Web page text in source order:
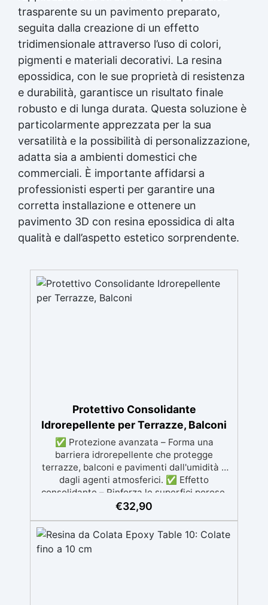
trasparente su un pavimento preparato,
seguita dalla creazione di un effetto
tridimensionale attraverso l’uso di colori,
pigmenti e materiali decorativi. La resina
epossidica, con le sue proprietà di resistenza
e durabilità, garantisce un risultato finale
robusto e di lunga durata. Questa soluzione è
particolarmente apprezzata per la sua
versatilità e la possibilità di personalizzazione,
adatta sia a ambienti domestici che
commerciali. È importante affidarsi a
professionisti esperti per garantire una
corretta installazione e ottenere un
pavimento 3D con resina epossidica di alta
qualità e dall’aspetto estetico sorprendente.
Protettivo Consolidante
Idrorepellente per Terrazze, Balconi
✅ Protezione avanzata – Forma una
barriera idrorepellente che protegge
terrazze, balconi e pavimenti dall'umidità e
dagli agenti atmosferici. ✅ Effetto
consolidante – Rinforza le superfici porose,
riducendo il rischio di deterioramento e
Versatile e multi-superficie – Adatto per
cotto, pietra, gres porcellanato, clinker,
cemento, porfido e altre superfici porose. ✅
€32,90